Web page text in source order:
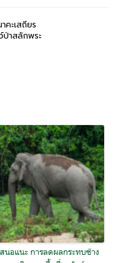
คะเสถียร
ป่าสลักพระ
นอแนะ การลดผลกระทบช้าง